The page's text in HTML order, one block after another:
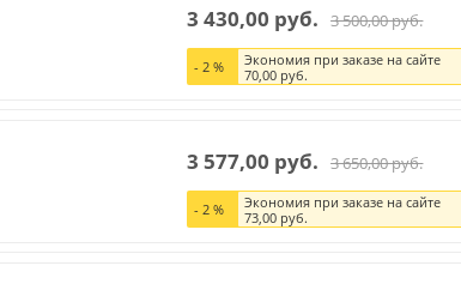
3 430,00 руб. 3 500,00 руб.
- 2%
Экономия при заказе на сайте
70,00 руб.
3 577,00 руб. 3 650,00 руб.
- 2%
Экономия при заказе на сайте
73,00 руб.